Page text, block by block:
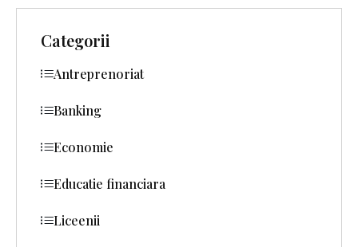
Categorii
Antreprenoriat
Banking
Economie
Educatie financiara
Liceenii